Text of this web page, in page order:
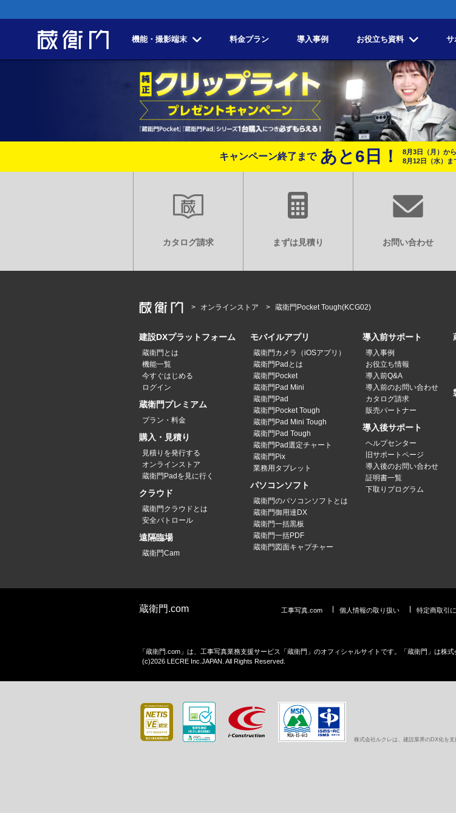
機能・撮影端末 料金プラン 導入事例 お役立ち資料 サ
キャンペーン終了まで あと6 日！ 8月3日 （月） から
8月12日
（水） ま
カタログ請求 まずは見積り お問い合わせ
オンラインストア 蔵衛門Pocket Tough(KCG02)
建設DXプラットフォーム
蔵衛門とは
機能一覧
今すぐはじめる
ログイン
蔵衛門プレミアム
プラン・料金
購入・見積り
見積りを発行する
オンラインストア
蔵衛門Padを見に行く
クラウド
蔵衛門クラウドとは
安全パトロール
遠隔臨場
蔵衛門Cam
モバイルアプリ
蔵衛門カメラ（iOSアプリ）
蔵衛門Padとは
蔵衛門Pocket
蔵衛門Pad Mini
蔵衛門Pad
蔵衛門Pocket Tough
蔵衛門Pad Mini Tough
蔵衛門Pad Tough
蔵衛門Pad選定チャート
蔵衛門Pix
業務用タブレット
パソコンソフト
蔵衛門のパソコンソフトとは
蔵衛門御用達DX
蔵衛門一括黒板
蔵衛門一括PDF
蔵衛門図面キャプチャー
導入前サポート
導入事例
お役立ち情報
導入前Q&A
導入前のお問い合わせ
カタログ請求
販売パートナー
導入後サポート
ヘルプセンター
旧サポートページ
導入後のお問い合わせ
証明書一覧
下取りプログラム
蔵衛門.com 工事写真.com 個人情報の取り扱い 特定商取引
「蔵衛門.com」は、工事写真業務支援サービス「蔵衛門」のオフィシャルサイトです。「蔵衛門」は株
(c)2026 LECRE Inc.JAPAN. All Rights Reserved.
株式会社ルクレは、建設業界のDX化を支